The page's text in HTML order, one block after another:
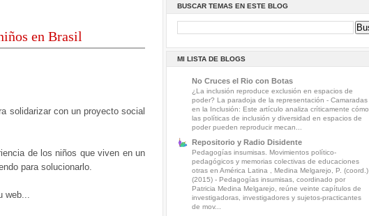
en Brasil
solidarizar con un proyecto social
de los niños que viven en un
para solucionarlo.
web...
BUSCAR TEMAS EN ESTE BLOG
MI LISTA DE BLOGS
No Cruces el Rio con Botas
¿La inclusión reproduce exclusión en espacios de
poder? La paradoja de la representación - Camaradas
en la Inclusión: Este artículo analiza críticamente cómo
las políticas de inclusión y diversidad en espacios de
poder pueden reproducir mecan...
Repositorio y Radio Disidente
Pedagogías insumisas. Movimientos político-
pedagógicos y memorias colectivas de educaciones
otras en América Latina , Medina Melgarejo, P. (coord.)
(2015) - Pedagogías insumisas, coordinado por
Patricia Medina Melgarejo, reúne veinte capítulos de
investigadoras, investigadores y sujetos-practicantes
de mov...